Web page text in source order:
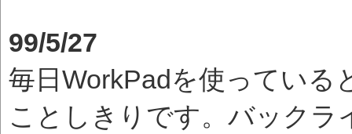
99/5/27
毎日WorkPadを使っている
ことしきりです。バックラ